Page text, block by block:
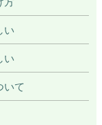
い
い
いて